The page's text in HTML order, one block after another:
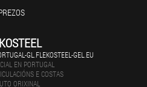
GL.FLEKOSTEEL-GEL.EU
EN PORTUGAL
E COSTAS
ORIXINAL